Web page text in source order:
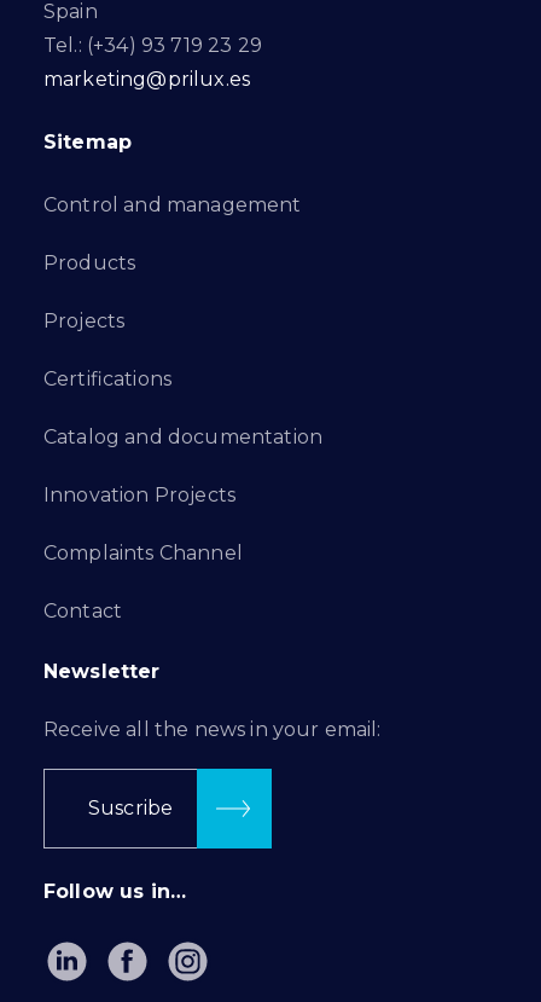
Spain
Tel.: (+34) 93 719 23 29
marketing@prilux.es
Sitemap
Control and management
Products
Projects
Certifications
Catalog and documentation
Innovation Projects
Complaints Channel
Contact
Newsletter
Receive all the news in your email:
Suscribe
Follow us in…